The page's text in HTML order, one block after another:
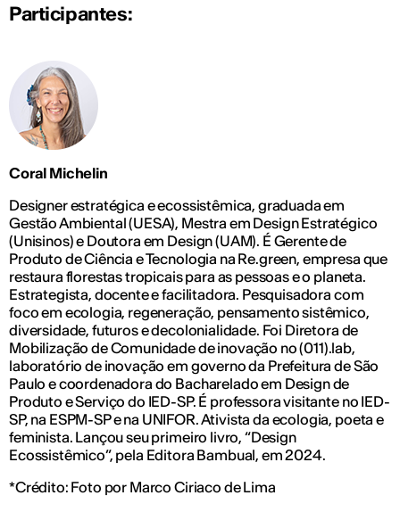
Participantes:
Coral Michelin
Designer estratégica e ecossistêmica, graduada em
Gestão Ambiental (UESA), Mestra em Design Estratégico
(Unisinos) e Doutora em Design (UAM). É Gerente de
Produto de Ciência e Tecnologia na Re.green, empresa que
restaura florestas tropicais para as pessoas e o planeta.
Estrategista, docente e facilitadora. Pesquisadora com
foco em ecologia, regeneração, pensamento sistêmico,
diversidade, futuros e decolonialidade. Foi Diretora de
Mobilização de Comunidade de inovação no (011).lab,
laboratório de inovação em governo da Prefeitura de São
Paulo e coordenadora do Bacharelado em Design de
Produto e Serviço do IED-SP. É professora visitante no IED-
SP, na ESPM-SP e na UNIFOR. Ativista da ecologia, poeta e
feminista. Lançou seu primeiro livro, “Design
Ecossistêmico”, pela Editora Bambual, em 2024.
*Crédito: Foto por Marco Ciriaco de Lima